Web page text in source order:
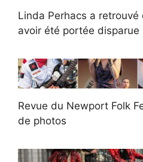
Linda Perhacs a
avoir été portée disparue
Revue du Newport Folk
de photos